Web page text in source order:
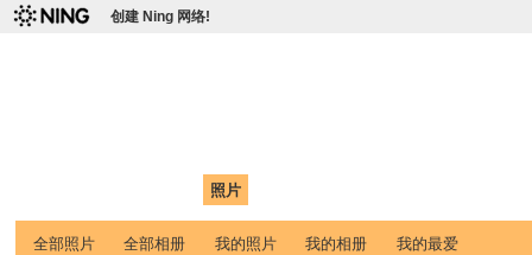
创建 Ning 网络!
照片
全部照片 全部相册 我的照片 我的相册 我的最爱